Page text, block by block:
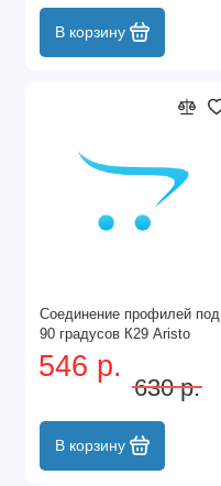
В корзину
Соединение профилей под
90 градусов К29 Aristo
546 р.
630 р.
В корзину